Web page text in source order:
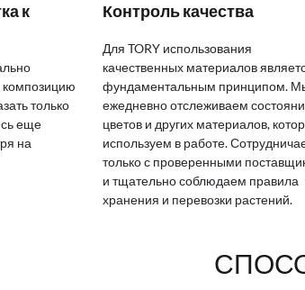
к
композицию
только
еще
на
Контроль качества
Для TORY использования
качественных материалов
фундаментальным принципом.
ежедневно отслеживаем
цветов и других материалов,
используем в работе.
только с проверенными
и тщательно соблюдаем правила
хранения и перевозки растений.